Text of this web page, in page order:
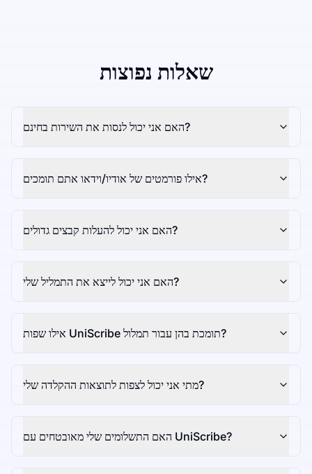
שאלות נפוצות
האם אני יכול לנסות את השירות בחינם?
אילו פורמטים של אודיו/וידאו אתם תומכים?
האם אני יכול להעלות קבצים גדולים?
האם אני יכול לייצא את התמליל שלי?
אילו שפות UniScribe תומכת בהן עבור תמלול?
מתי אני יכול לצפות לתוצאות ההקלדה שלי?
האם התשלומים שלי מאובטחים עם UniScribe?